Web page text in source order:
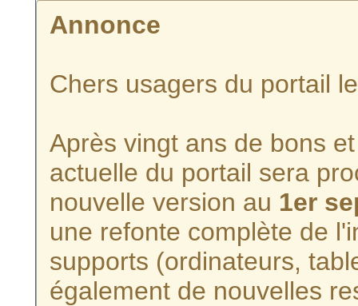
Annonce
Chers usagers du portail
Après vingt ans de bons
actuelle du portail sera
nouvelle version au 1er
une refonte complète de
supports (ordinateurs,
également de nouvelles